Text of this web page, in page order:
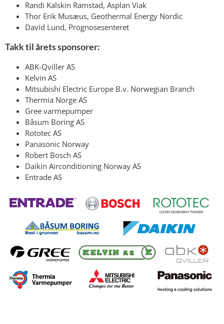
Randi Kalskin Ramstad, Asplan Viak
Thor Erik Musæus, Geothermal Energy Nordic
David Lund, Prognosesenteret
Takk til årets sponsorer:
ABK-Qviller AS
Kelvin AS
Mitsubishi Electric Europe B.v. Norwegian Branch
Thermia Norge AS
Gree varmepumper
Båsum Boring AS
Rototec AS
Panasonic Norway
Robert Bosch AS
Daikin Airconditioning Norway AS
Entrade AS